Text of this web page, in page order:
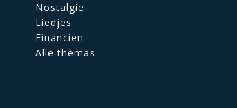
Nostalgie
Liedjes
Financiën
Alle themas